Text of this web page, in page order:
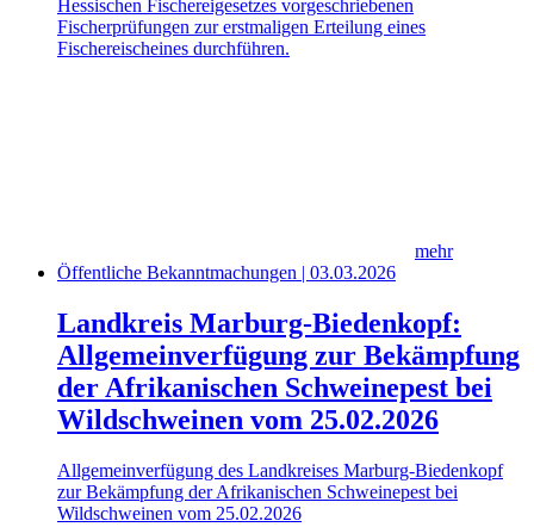
Hessischen Fischereigesetzes vorgeschriebenen
Fischerprüfungen zur erstmaligen Erteilung eines
Fischereischeines durchführen.
mehr
Öffentliche Bekanntmachungen | 03.03.2026
Landkreis Marburg-Biedenkopf:
Allgemeinverfügung zur Bekämpfung
der Afrikanischen Schweinepest bei
Wildschweinen vom 25.02.2026
Allgemeinverfügung des Landkreises Marburg-Biedenkopf
zur Bekämpfung der Afrikanischen Schweinepest bei
Wildschweinen vom 25.02.2026